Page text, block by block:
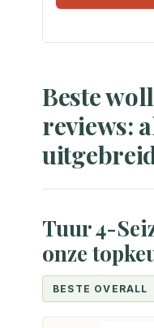
Beste
reviews:
Tuur 4-
onze
BESTE OVERALL